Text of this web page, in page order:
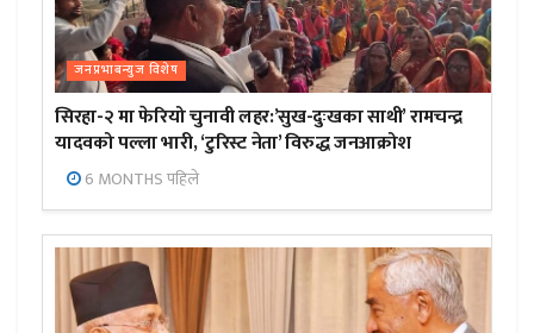
जनप्रभाबन्युज विशेष
सिरहा-२ मा फेरियो चुनावी लहर:’सुख-दुःखका साथी’ रामचन्द्र
यादवको पल्ला भारी, ‘टुरिस्ट नेता’ विरुद्ध जनआक्रोश
6 MONTHS पहिले